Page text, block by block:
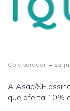
Colaborador - 22
A Asap/SE
que oferta 10%